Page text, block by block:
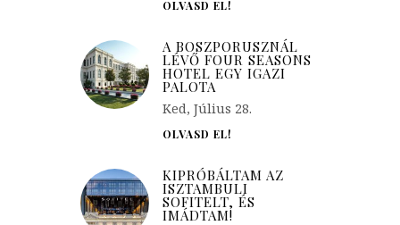
OLVASD EL!
A BOSZPORUSZNÁL
LÉVŐ FOUR SEASONS
HOTEL EGY IGAZI
PALOTA
Ked, Július 28.
OLVASD EL!
KIPRÓBÁLTAM AZ
ISZTAMBULI
SOFITELT, ÉS
IMÁDTAM!